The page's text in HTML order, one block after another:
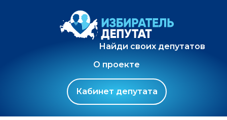
Найди своих депутатов
О проекте
Кабинет депутата